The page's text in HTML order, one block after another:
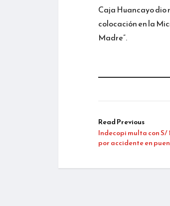
Caja Huancayo dio
colocación en la
Madre”.
Read Previous
Indecopi multa con S/
por accidente en